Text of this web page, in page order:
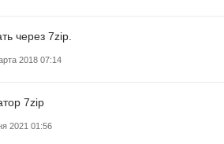
через 7zip.
2018 07:14
7zip
2021 01:56